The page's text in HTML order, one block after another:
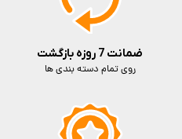
ضمانت 7 روزه بازگشت
روی تمام دسته بندی ها